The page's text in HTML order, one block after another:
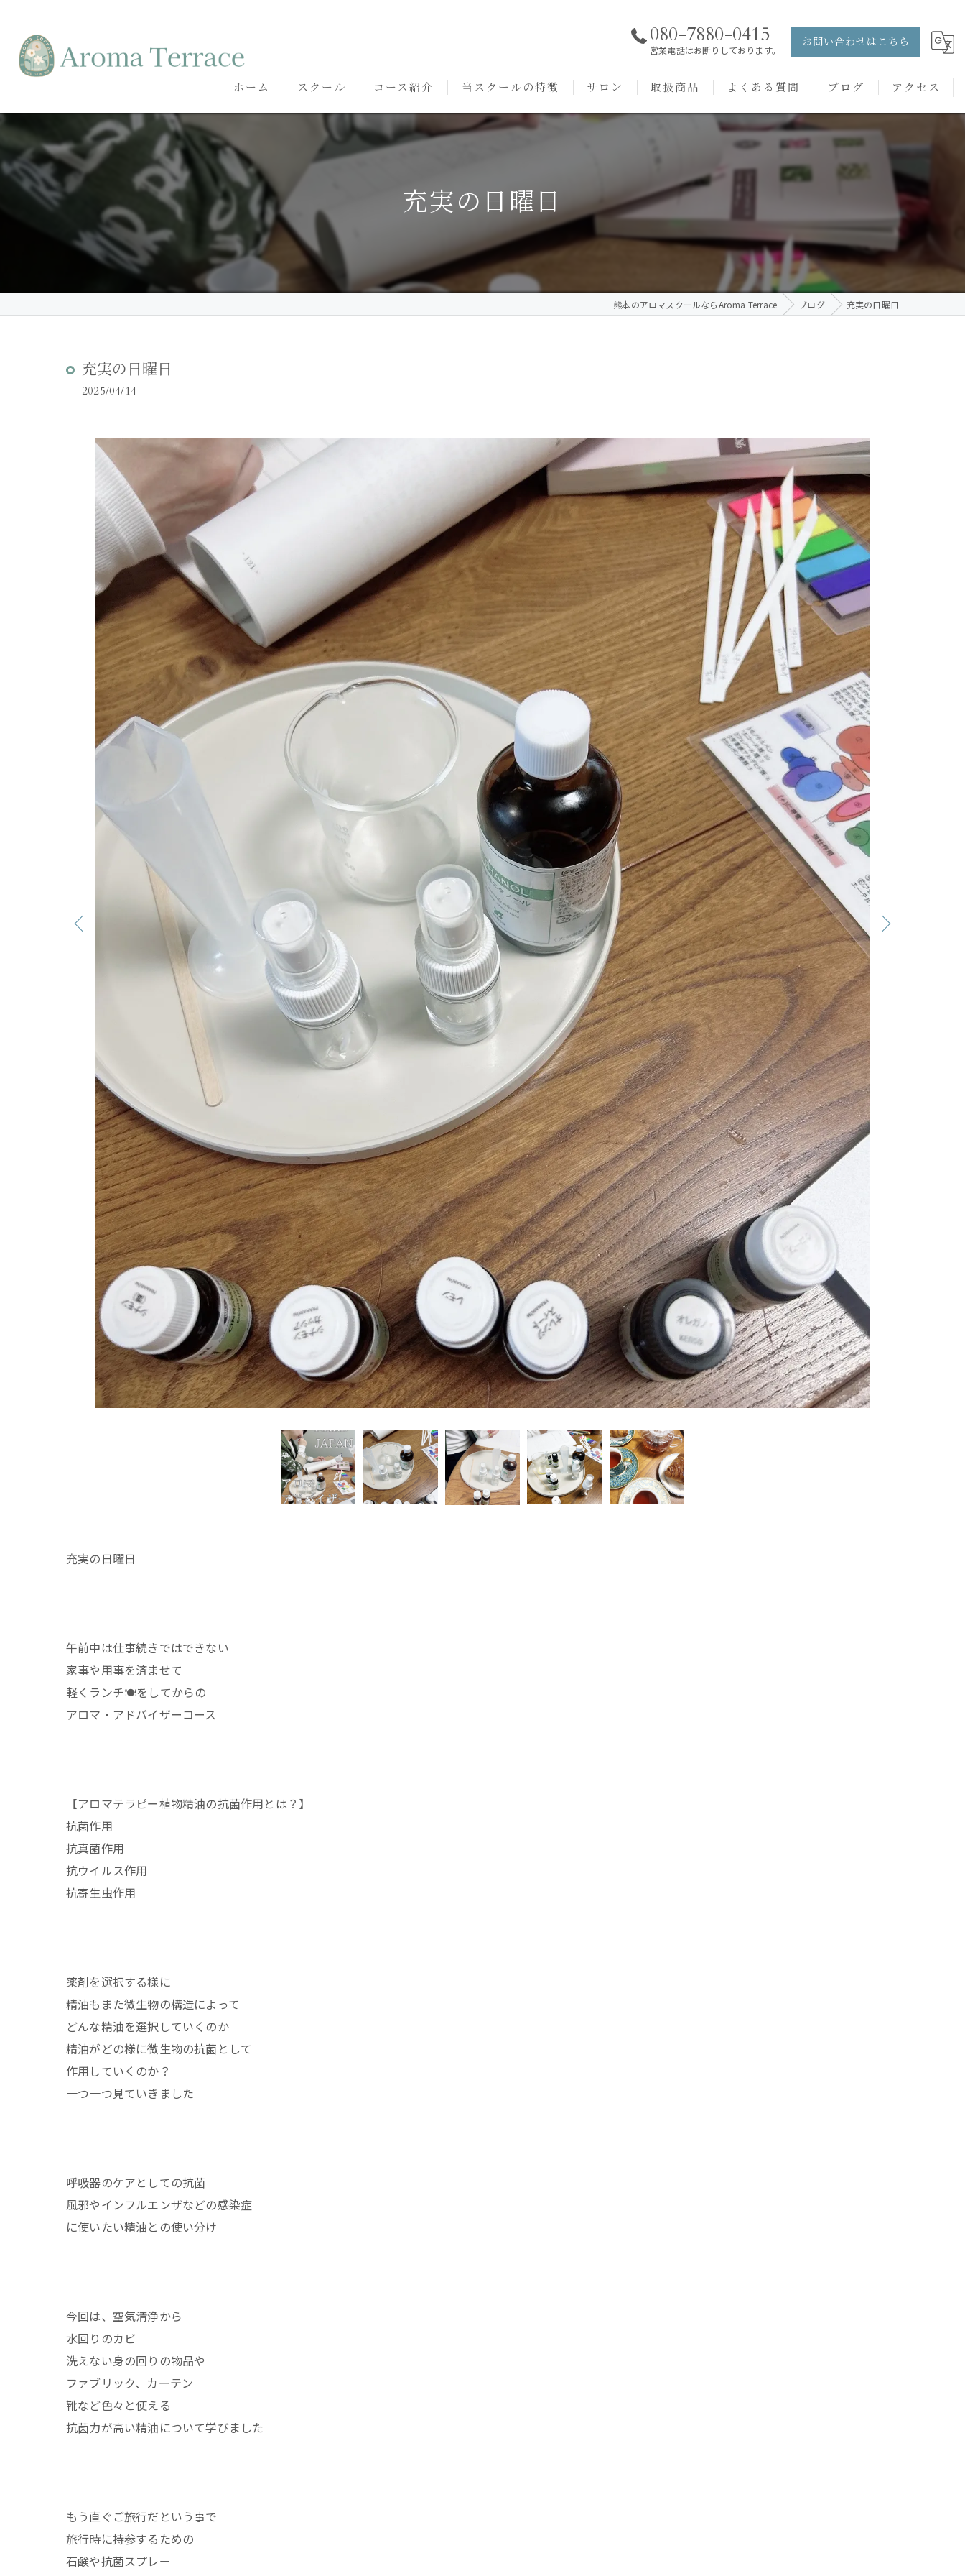
080-7880-0415
営業電話はお断りしております。
お問い合わせはこちら
ホーム スクール
熊本本校の特徴
熊本みゆき校の特徴
代表挨拶
講師紹介
卒講生の声
コース紹介
NARD JAPAN
アロマ・インストラクターコース
アロマ・セラピストコース
KACセラピスト
当スクールの特徴
資格
セルフメディケーション
ハンドマッサージ
オイル
サロン
施術事例
取扱商品
バッチフラワーレメディ
よくある質問 ブログ アクセス
充実の日曜日
熊本のアロマスクールならAroma Terrace ブログ 充実の日曜日
充実の日曜日
2025/04/14
充実の日曜日
午前中は仕事続きではできない
家事や用事を済ませて
軽くランチ🍽️をしてからの
アロマ・アドバイザーコース
【アロマテラピー植物精油の抗菌作用とは？】
抗菌作用
抗真菌作用
抗ウイルス作用
抗寄生虫作用
薬剤を選択する様に
精油もまた微生物の構造によって
どんな精油を選択していくのか
精油がどの様に微生物の抗菌として
作用していくのか？
一つ一つ見ていきました
呼吸器のケアとしての抗菌
風邪やインフルエンザなどの感染症
に使いたい精油との使い分け
今回は、空気清浄から
水回りのカビ
洗えない身の回りの物品や
ファブリック、カーテン
靴など色々と使える
抗菌力が高い精油について学びました
もう直ぐご旅行だという事で
旅行時に持参するための
石鹸や抗菌スプレー